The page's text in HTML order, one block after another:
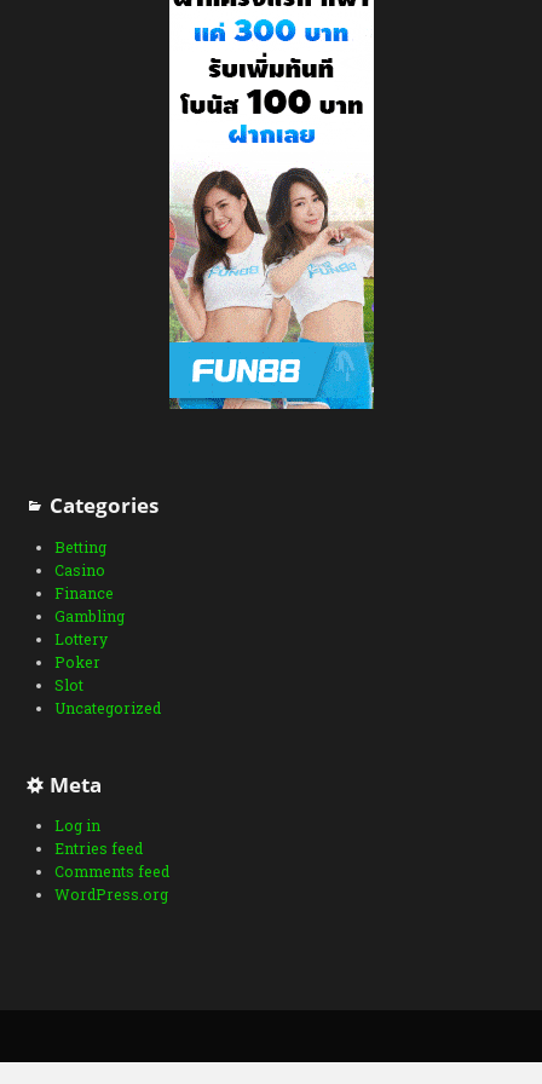
Categories
Betting
Casino
Finance
Gambling
Lottery
Poker
Slot
Uncategorized
Meta
Log in
Entries feed
Comments feed
WordPress.org